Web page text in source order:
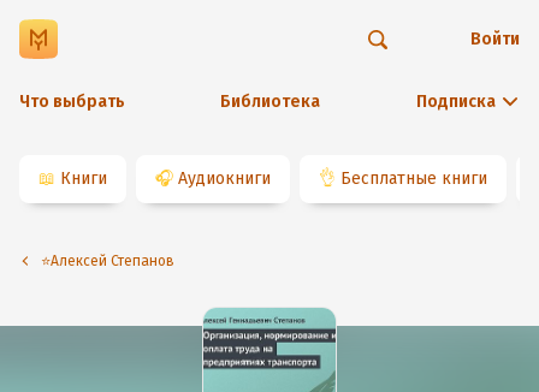
Что выбрать Библиотека Подписка
Войти
📖 Книги 🎧 Аудиокниги 👌 Бесплатные книги
⭐️Алексей Степанов